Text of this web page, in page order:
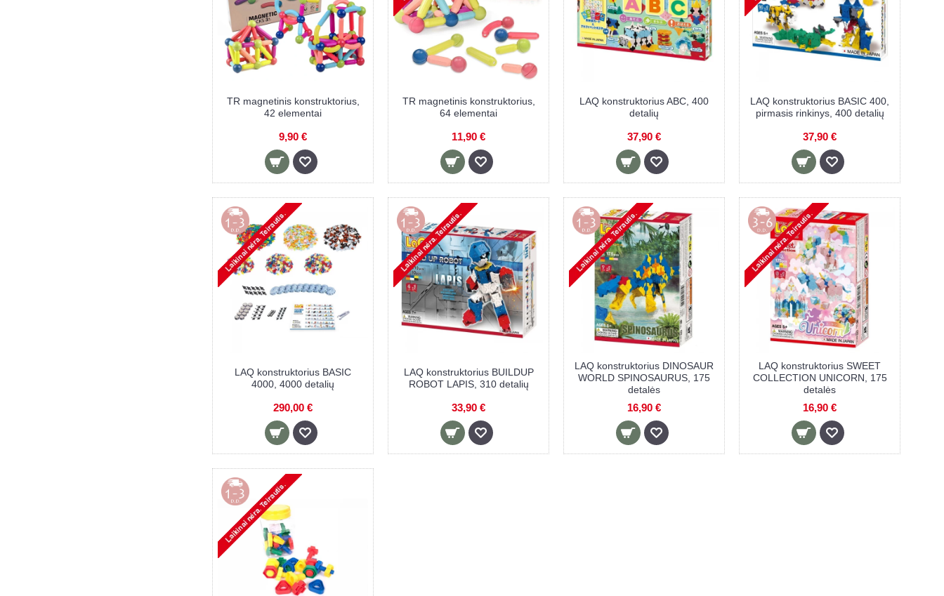
TR magnetinis konstruktorius,
42 elementai
9,90 €
TR magnetinis konstruktorius,
64 elementai
11,90 €
LAQ konstruktorius ABC, 400
detalių
37,90 €
LAQ konstruktorius BASIC 400,
pirmasis rinkinys, 400 detalių
37,90 €
LAQ konstruktorius BASIC
4000, 4000 detalių
290,00 €
LAQ konstruktorius BUILDUP
ROBOT LAPIS, 310 detalių
33,90 €
LAQ konstruktorius DINOSAUR
WORLD SPINOSAURUS, 175
detalės
16,90 €
LAQ konstruktorius SWEET
COLLECTION UNICORN, 175
detalės
16,90 €